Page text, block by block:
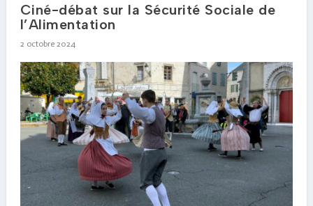
Ciné-débat sur la Sécurité Sociale de
l’Alimentation
2 octobre 2024